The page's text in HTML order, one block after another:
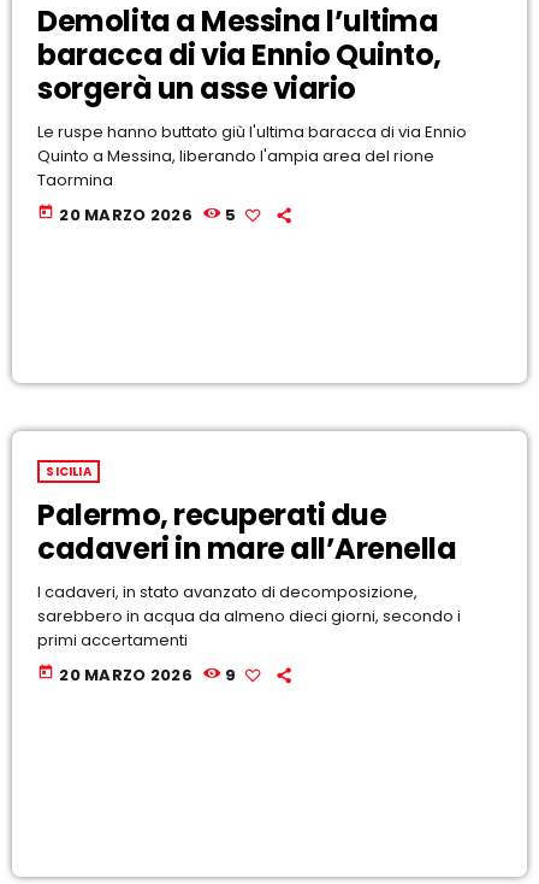
Demolita a Messina l’ultima
baracca di via Ennio Quinto,
sorgerà un asse viario
Le ruspe hanno buttato giù l'ultima baracca di via Ennio
Quinto a Messina, liberando l'ampia area del rione
Taormina
today 20 MARZO 2026 5
SICILIA
Palermo, recuperati due
cadaveri in mare all’Arenella
I cadaveri, in stato avanzato di decomposizione,
sarebbero in acqua da almeno dieci giorni, secondo i
primi accertamenti
today 20 MARZO 2026 9